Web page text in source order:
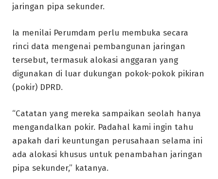
jaringan pipa sekunder.
Ia menilai Perumdam perlu membuka secara
rinci data mengenai pembangunan jaringan
tersebut, termasuk alokasi anggaran yang
digunakan di luar dukungan pokok-pokok pikiran
(pokir) DPRD.
“Catatan yang mereka sampaikan seolah hanya
mengandalkan pokir. Padahal kami ingin tahu
apakah dari keuntungan perusahaan selama ini
ada alokasi khusus untuk penambahan jaringan
pipa sekunder,” katanya.